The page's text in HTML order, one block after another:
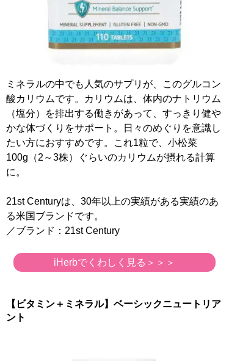
ミネラルの中でも人気のサプリが、このグルコン
酸カリウムです。カリウムは、体内のナトリウム
（塩分）を排出する働きがあって、すっきり健や
かな体づくりをサポート。日々のめぐりを意識し
たい方におすすめです。これ1粒で、小松菜
100g（2～3株）ぐらいのカリウムが摂れる計算
に。
21st Centuryは、30年以上の実績がある実績のあ
る米国ブランドです。
／ブランド：21st Century
iHerbでくわしく見る＞＞＞
【ビタミン＋ミネラル】ベーシックニュートリア
ント